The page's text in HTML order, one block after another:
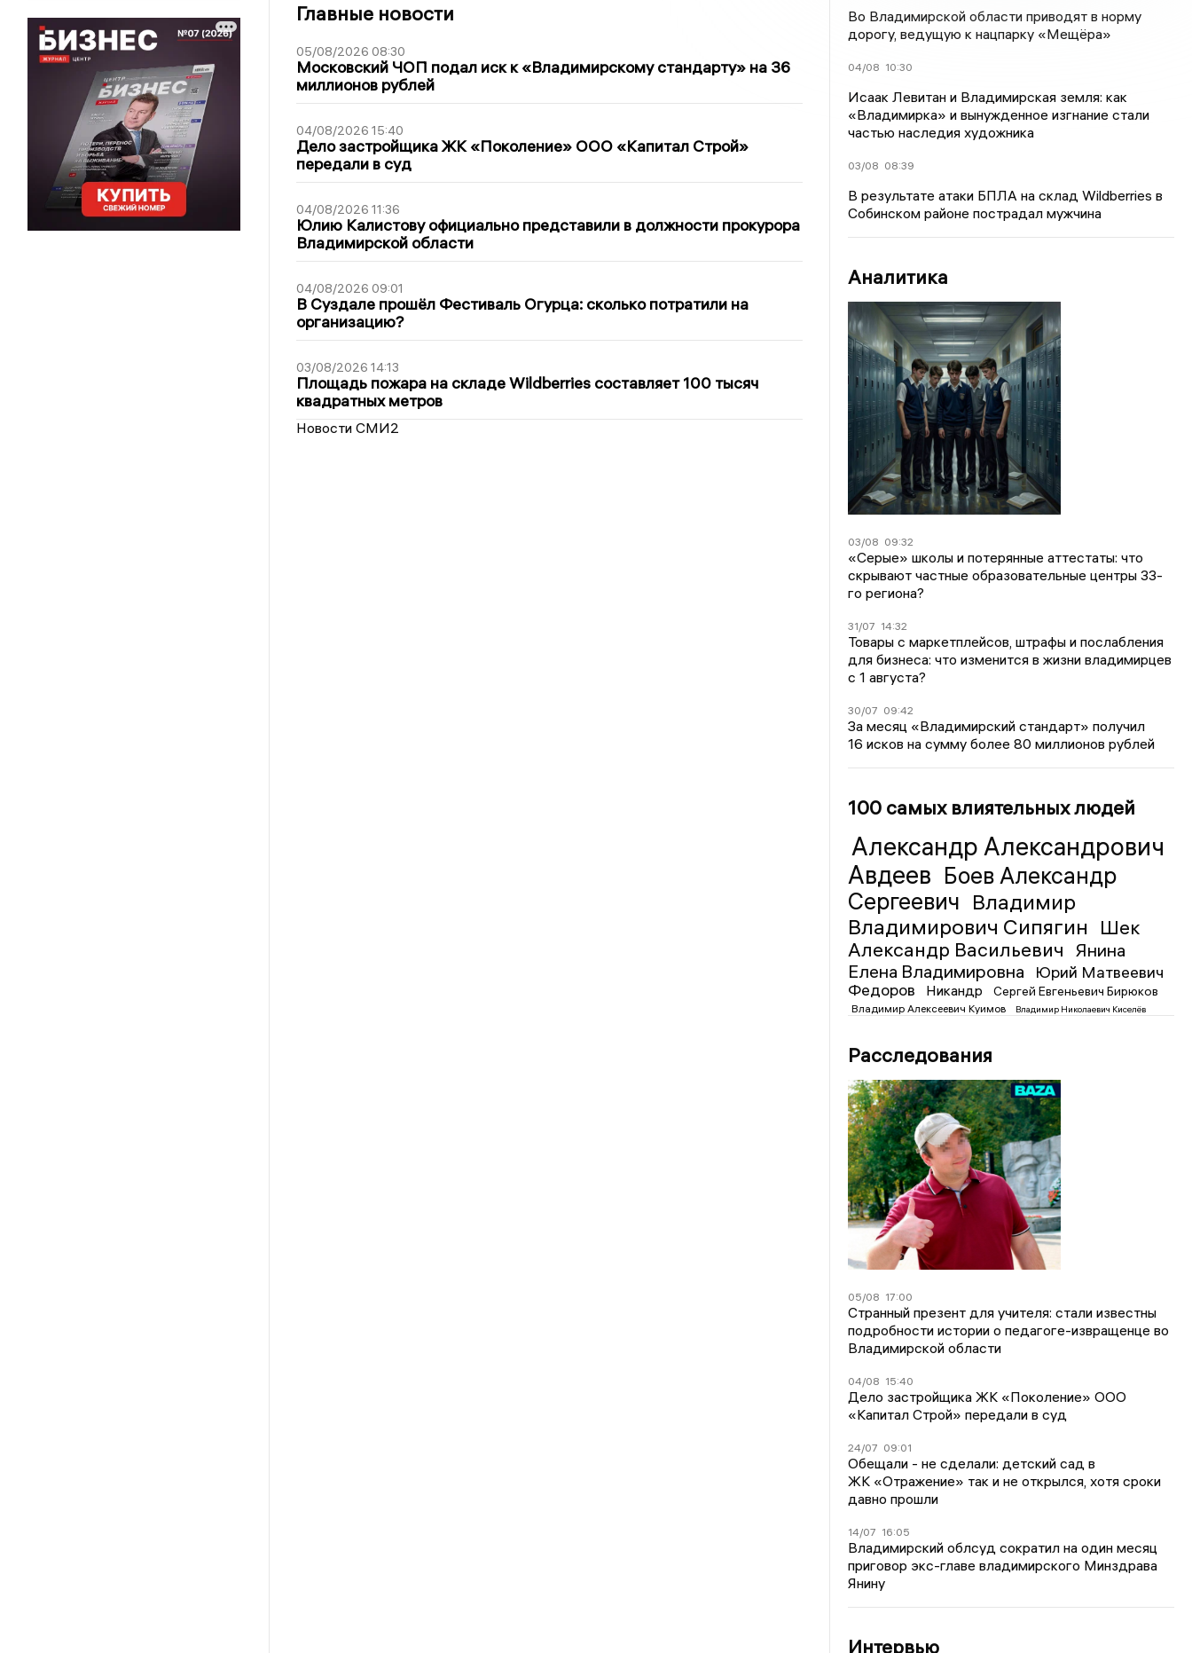
Главные новости
05/08/2026 08:30
Московский ЧОП подал иск к «Владимирскому стандарту» на 36
миллионов рублей
04/08/2026 15:40
Дело застройщика ЖК «Поколение» ООО «Капитал Строй»
передали в суд
04/08/2026 11:36
Юлию Калистову официально представили в должности прокурора
Владимирской области
04/08/2026 09:01
В Суздале прошёл Фестиваль Огурца: сколько потратили на
организацию?
03/08/2026 14:13
Площадь пожара на складе Wildberries составляет 100 тысяч
квадратных метров
Новости СМИ2
Во Владимирской области приводят в норму
дорогу, ведущую к нацпарку «Мещёра»
04/08 10:30
Исаак Левитан и Владимирская земля: как
«Владимирка» и вынужденное изгнание стали
частью наследия художника
03/08 08:39
В результате атаки БПЛА на склад Wildberries в
Собинском районе пострадал мужчина
Аналитика
03/08 09:32
«Серые» школы и потерянные аттестаты: что
скрывают частные образовательные центры 33-
го региона?
31/07 14:32
Товары с маркетплейсов, штрафы и послабления
для бизнеса: что изменится в жизни владимирцев
с 1 августа?
30/07 09:42
За месяц «Владимирский стандарт» получил
16 исков на сумму более 80 миллионов рублей
100 самых влиятельных людей
Александр Александрович
Авдеев Боев Александр
Сергеевич Владимир
Владимирович Сипягин Шек
Александр Васильевич
Янина
Елена Владимировна
Юрий Матвеевич
Федоров
Никандр Сергей Евгеньевич Бирюков
Владимир Алексеевич Куимов Владимир Николаевич Киселёв
Расследования
05/08 17:00
Странный презент для учителя: стали известны
подробности истории о педагоге-извращенце во
Владимирской области
04/08 15:40
Дело застройщика ЖК «Поколение» ООО
«Капитал Строй» передали в суд
24/07 09:01
Обещали - не сделали: детский сад в
ЖК «Отражение» так и не открылся, хотя сроки
давно прошли
14/07 16:05
Владимирский облсуд сократил на один месяц
приговор экс-главе владимирского Минздрава
Янину
Интервью